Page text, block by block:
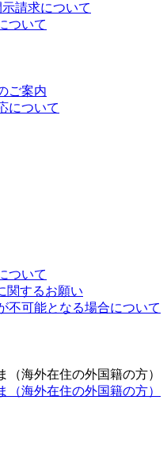
請求について
ついて
ご案内
について
ついて
関するお願い
不可能となる場合について
（海外在住の外国籍の方）
（海外在住の外国籍の方）